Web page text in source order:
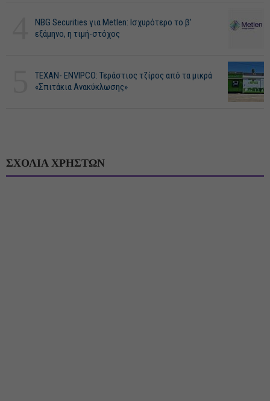
NBG Securities για Metlen: Ισχυρότερο το β'
εξάμηνο, η τιμή-στόχος
ΤΕΧΑΝ- ENVIPCO: Τεράστιος τζίρος από τα μικρά
«Σπιτάκια Ανακύκλωσης»
ΣΧΟΛΙΑ ΧΡΗΣΤΩΝ